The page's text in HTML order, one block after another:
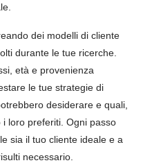
dei modelli di cliente
durante le tue ricerche.
età e provenienza
le tue strategie di
desiderare e quali,
loro preferiti. Ogni passo
sia il tuo cliente ideale e a
necessario.